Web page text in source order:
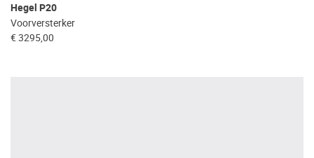
Hegel P20
Voorversterker
€ 3295,00